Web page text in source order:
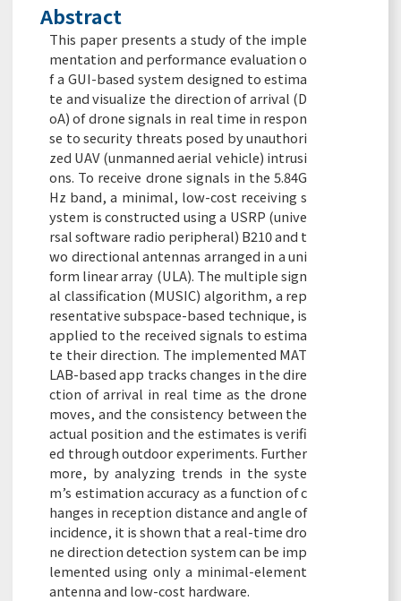
Abstract
This paper presents a study of the imple
mentation and performance evaluation o
f a GUI-based system designed to estima
te and visualize the direction of arrival (D
oA) of drone signals in real time in respon
se to security threats posed by unauthori
zed UAV (unmanned aerial vehicle) intrusi
ons. To receive drone signals in the 5.84G
Hz band, a minimal, low-cost receiving s
ystem is constructed using a USRP (unive
rsal software radio peripheral) B210 and t
wo directional antennas arranged in a uni
form linear array (ULA). The multiple sign
al classification (MUSIC) algorithm, a rep
resentative subspace-based technique, is
applied to the received signals to estima
te their direction. The implemented MAT
LAB-based app tracks changes in the dire
ction of arrival in real time as the drone
moves, and the consistency between the
actual position and the estimates is verifi
ed through outdoor experiments. Further
more, by analyzing trends in the syste
m’s estimation accuracy as a function of c
hanges in reception distance and angle of
incidence, it is shown that a real-time dro
ne direction detection system can be imp
lemented using only a minimal-element
antenna and low-cost hardware.